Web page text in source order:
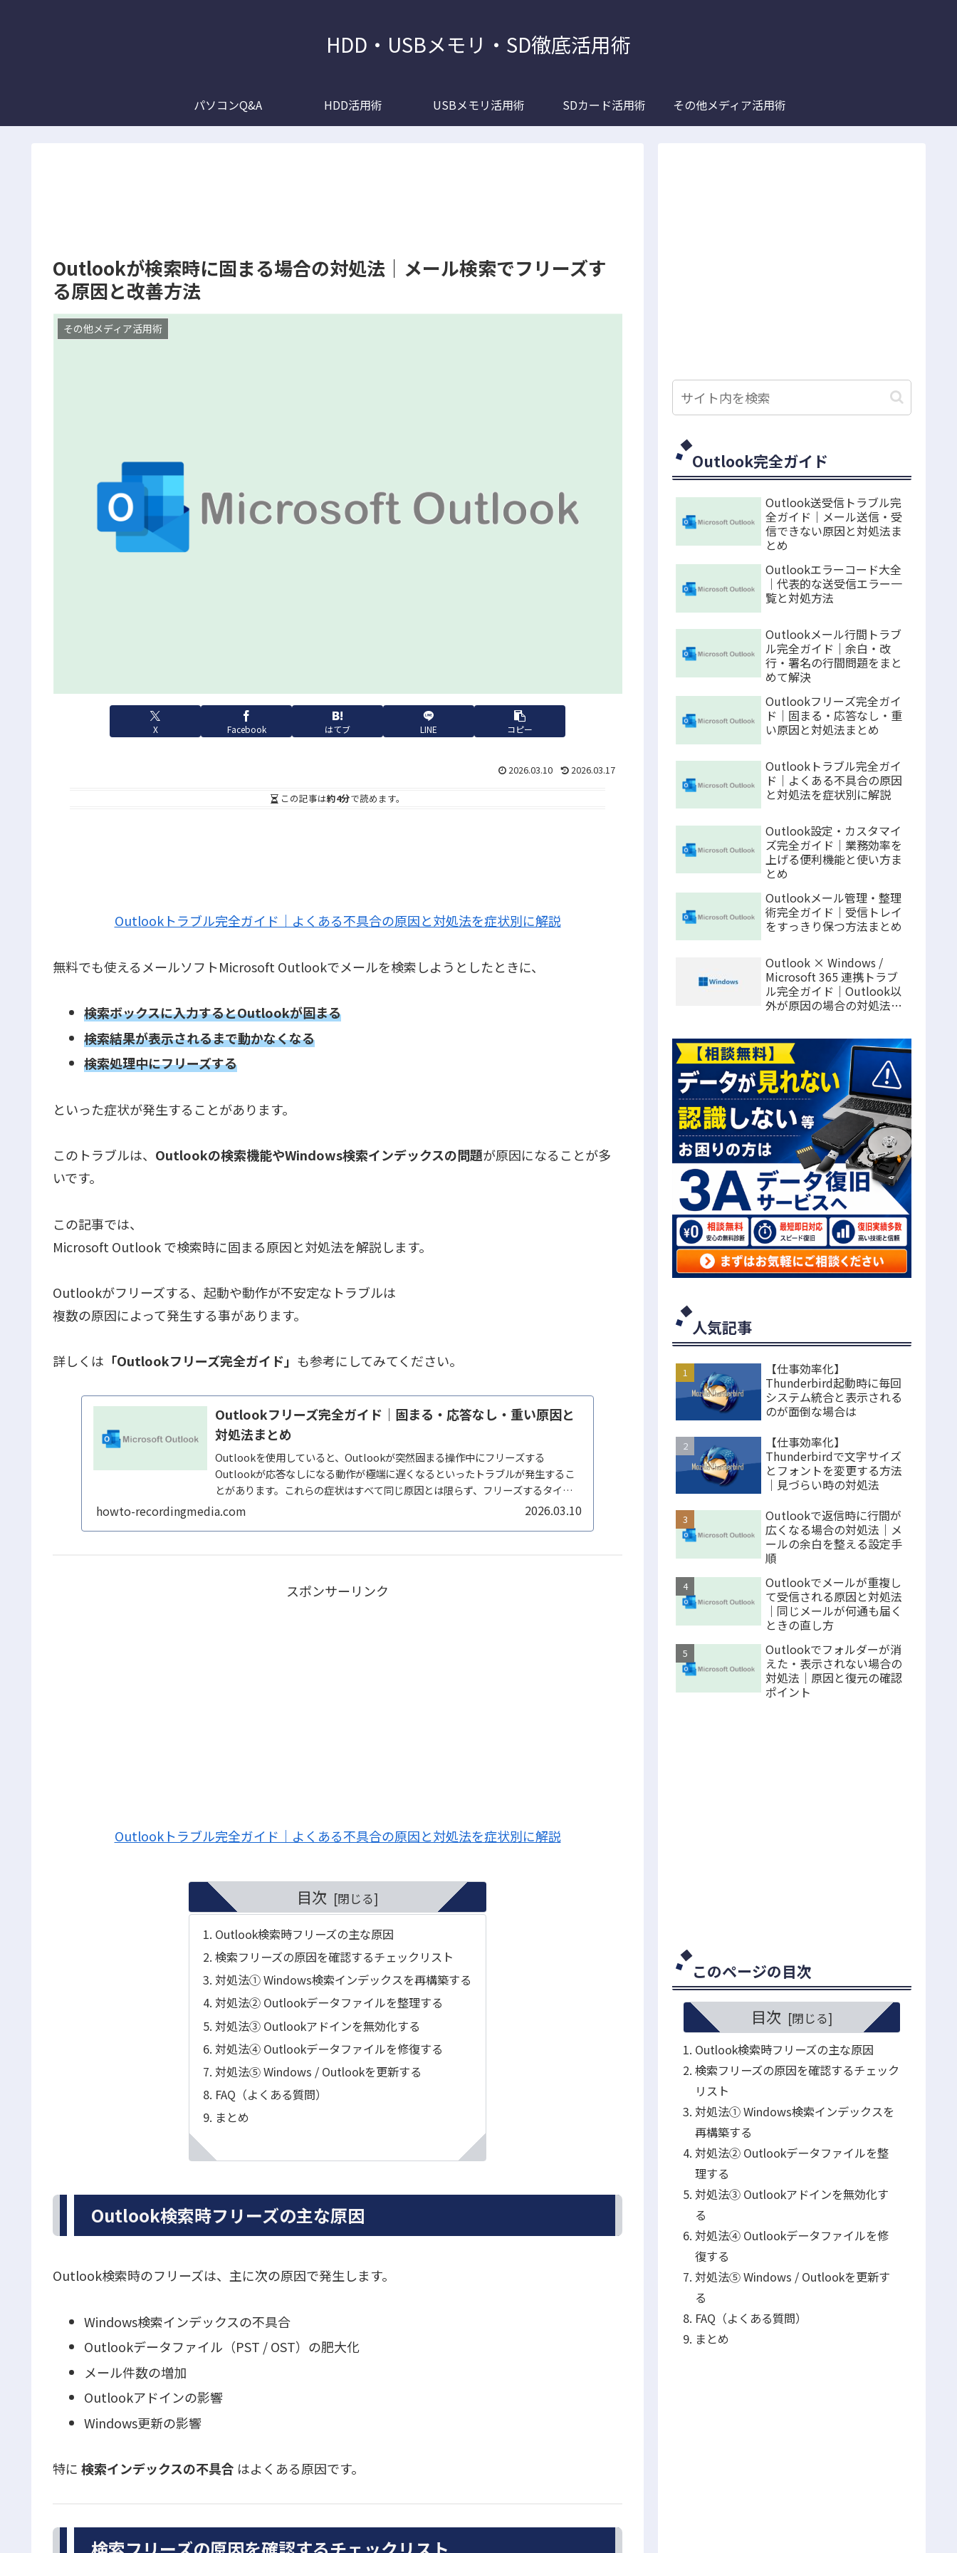
HDD・USBメモリ・SD徹底活用術
パソコンQ&A HDD活用術 USBメモリ活用術 SDカード活用術 その他メディア活用術
Outlookが検索時に固まる場合の対処法｜メール検索でフリーズす
る原因と改善方法
その他メディア活用術
X Facebook はてブ LINE コピー
2026.03.10 2026.03.17
この記事は約4分で読めます。
Outlookトラブル完全ガイド｜よくある不具合の原因と対処法を症状別に解説
無料でも使えるメールソフトMicrosoft Outlookでメールを検索しようとしたときに、
検索ボックスに入力するとOutlookが固まる
検索結果が表示されるまで動かなくなる
検索処理中にフリーズする
といった症状が発生することがあります。
このトラブルは、 Outlookの検索機能やWindows検索インデックスの問題が原因になることが多
いです。
この記事では、
Microsoft Outlook で検索時に固まる原因と対処法を解説します。
Outlookがフリーズする、起動や動作が不安定なトラブルは
複数の原因によって発生する事があります。
詳しくは 「Outlookフリーズ完全ガイド」 も参考にしてみてください。
Outlookフリーズ完全ガイド｜固まる・応答なし・重い原因と
対処法まとめ
Outlookを使用していると、Outlookが突然固まる操作中にフリーズする
Outlookが応答なしになる動作が極端に遅くなるといったトラブルが発生するこ
とがあります。これらの症状はすべて同じ原因とは限らず、フリーズするタイミ
ングによって...
howto-recordingmedia.com 2026.03.10
スポンサーリンク
Outlookトラブル完全ガイド｜よくある不具合の原因と対処法を症状別に解説
目次
Outlook検索時フリーズの主な原因
検索フリーズの原因を確認するチェックリスト
対処法① Windows検索インデックスを再構築する
対処法② Outlookデータファイルを整理する
対処法③ Outlookアドインを無効化する
対処法④ Outlookデータファイルを修復する
対処法⑤ Windows / Outlookを更新する
FAQ（よくある質問）
まとめ
Outlook検索時フリーズの主な原因
Outlook検索時のフリーズは、主に次の原因で発生します。
Windows検索インデックスの不具合
Outlookデータファイル（PST / OST）の肥大化
メール件数の増加
Outlookアドインの影響
Windows更新の影響
特に 検索インデックスの不具合 はよくある原因です。
Outlook完全ガイド
Outlook送受信トラブル完
全ガイド｜メール送信・受
信できない原因と対処法ま
とめ
Outlookエラーコード大全
｜代表的な送受信エラー一
覧と対処方法
Outlookメール行間トラブ
ル完全ガイド｜余白・改
行・署名の行間問題をまと
めて解決
Outlookフリーズ完全ガイ
ド｜固まる・応答なし・重
い原因と対処法まとめ
Outlookトラブル完全ガイ
ド｜よくある不具合の原因
と対処法を症状別に解説
Outlook設定・カスタマイ
ズ完全ガイド｜業務効率を
上げる便利機能と使い方ま
とめ
Outlookメール管理・整理
術完全ガイド｜受信トレイ
をすっきり保つ方法まとめ
Outlook × Windows /
Microsoft 365 連携トラブ
ル完全ガイド｜Outlook以
外が原因の場合の対処法ま
人気記事
【仕事効率化】
Thunderbird起動時に毎回
システム統合と表示される
のが面倒な場合は
【仕事効率化】
Thunderbirdで文字サイズ
とフォントを変更する方法
｜見づらい時の対処法
Outlookで返信時に行間が
広くなる場合の対処法｜メ
ールの余白を整える設定手
順
Outlookでメールが重複し
て受信される原因と対処法
｜同じメールが何通も届く
ときの直し方
Outlookでフォルダーが消
えた・表示されない場合の
対処法｜原因と復元の確認
ポイント
このページの目次
目次
Outlook検索時フリーズの主な原因
検索フリーズの原因を確認するチェック
リスト
対処法① Windows検索インデックスを
再構築する
対処法② Outlookデータファイルを整
理する
対処法③ Outlookアドインを無効化す
る
対処法④ Outlookデータファイルを修
復する
対処法⑤ Windows / Outlookを更新す
る
FAQ（よくある質問）
まとめ